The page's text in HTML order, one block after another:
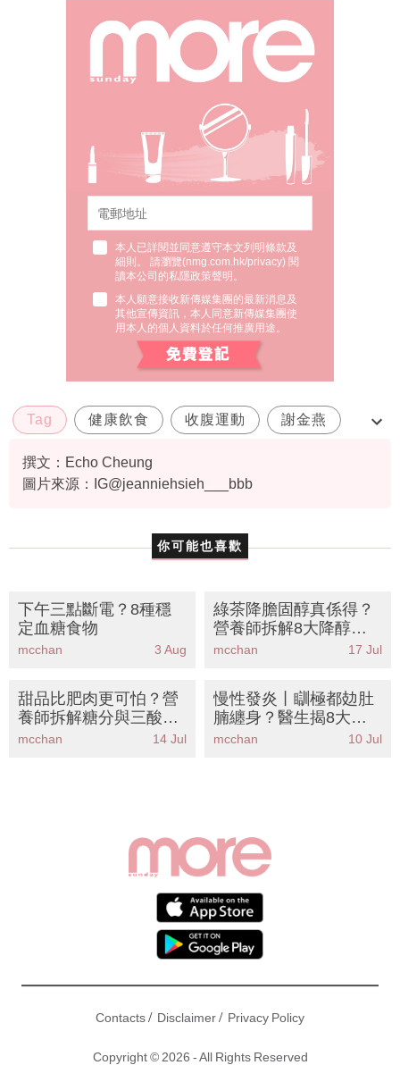
本人已詳閱並同意遵守本文列明條款及
細則。 請瀏覽(nmg.com.hk/privacy) 閱
讀本公司的私隱政策聲明。
本人願意接收新傳媒集團的最新消息及
其他宣傳資訊，本人同意新傳媒集團使
用本人的個人資料於任何推廣用途。
Tag 健康飲食 收腹運動 謝金燕
謝金燕瘦身
撰文：Echo Cheung
圖片來源：IG@jeanniehsieh___bbb
你可能也喜歡
下午三點斷電？8種穩
定血糖食物
mcchan 3 Aug
綠茶降膽固醇真係得？
營養師拆解8大降醇神
級食物丨附正確飲法與
mcchan 17 Jul
甜品比肥肉更可怕？營
養師拆解糖分與三酸甘
油脂關係丨8大降血脂
mcchan 14 Jul
慢性發炎丨瞓極都攰肚
腩纏身？醫生揭8大警
號！即跟10大抗炎食物
mcchan 10 Jul
Contacts/ Disclaimer/ Privacy Policy
Copyright © 2026 - All Rights Reserved